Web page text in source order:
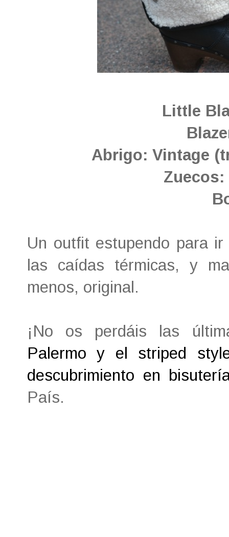
Little
Abrigo: Vintage
Zuecos:
Un outfit estupendo para
las caídas térmicas, y
menos, original.
¡No os perdáis las
Palermo y el striped
descubrimiento en
País.